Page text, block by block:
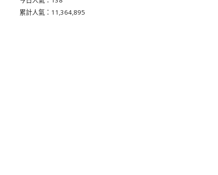
累計人氣： 11,364,895